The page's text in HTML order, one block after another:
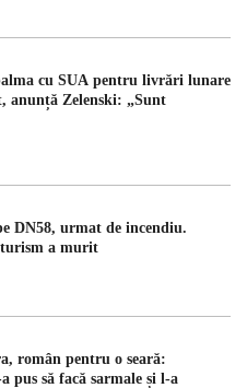
cu SUA pentru livrări lunare
anunță Zelenski: „Sunt
DN58, urmat de incendiu.
a murit
român pentru o seară:
pus să facă sarmale și l-a